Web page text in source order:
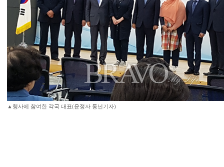
▲행사에 참여한 각국 대표(윤정자 동년기자)